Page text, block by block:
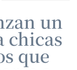
un
chicas
que